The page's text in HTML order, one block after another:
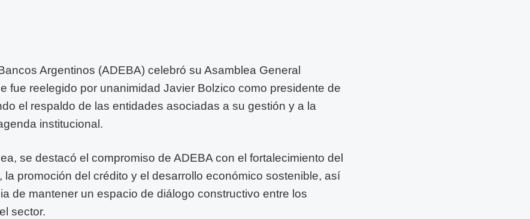
Argentinos (ADEBA) celebró su Asamblea General
fue reelegido por unanimidad Javier Bolzico como presidente de
el respaldo de las entidades asociadas a su gestión y a la
institucional.
se destacó el compromiso de ADEBA con el fortalecimiento del
la promoción del crédito y el desarrollo económico sostenible, así
de mantener un espacio de diálogo constructivo entre los
sector.